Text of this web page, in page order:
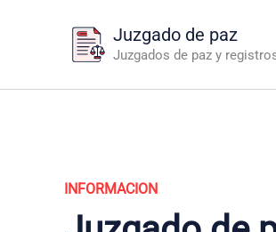
Juzgado de paz
Juzgados de paz y
INFORMACION